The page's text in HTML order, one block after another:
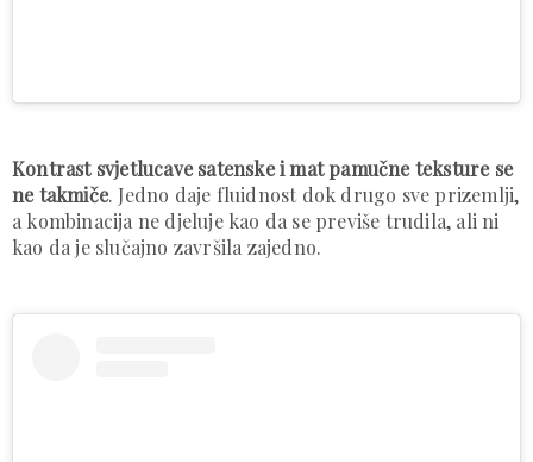
Kontrast svjetlucave satenske i mat pamučne teksture se
ne takmiče. Jedno daje fluidnost dok drugo sve prizemlji,
a kombinacija ne djeluje kao da se previše trudila, ali ni
kao da je slučajno završila zajedno.